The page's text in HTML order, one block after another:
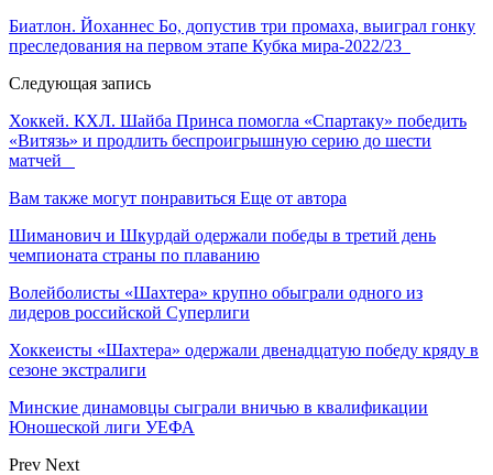
Биатлон. Йоханнес Бо, допустив три промаха, выиграл гонку
преследования на первом этапе Кубка мира-2022/23
Следующая запись
Хоккей. КХЛ. Шайба Принса помогла «Спартаку» победить
«Витязь» и продлить беспроигрышную серию до шести
матчей
Вам также могут понравиться Еще от автора
Шиманович и Шкурдай одержали победы в третий день
чемпионата страны по плаванию
Волейболисты «Шахтера» крупно обыграли одного из
лидеров российской Суперлиги
Хоккеисты «Шахтера» одержали двенадцатую победу кряду в
сезоне экстралиги
Минские динамовцы сыграли вничью в квалификации
Юношеской лиги УЕФА
Prev Next